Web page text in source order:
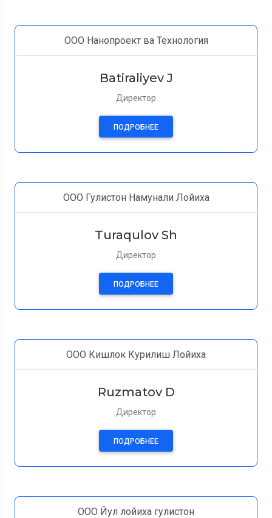
ООО Нанопроект ва Технология
Batiraliyev J
Директор
ПОДРОБНЕЕ
ООО Гулистон Намунали Лойиха
Turaqulov Sh
Директор
ПОДРОБНЕЕ
ООО Кишлок Курилиш Лойиха
Ruzmatov D
Директор
ПОДРОБНЕЕ
ООО Йул лойиха гулистон